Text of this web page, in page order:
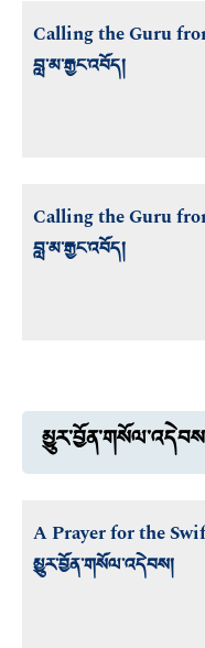
Calling the Guru
བླ་མ་རྒྱང་འབོད།
Calling the Guru
བླ་མ་རྒྱང་འབོད།
A Prayer for the
མྱུར་བྱོན་གསོལ་འདེབས།